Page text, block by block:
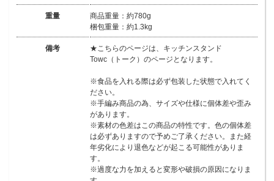
重量
商品重量：約780g
梱包重量：約1.3kg
備考
★こちらのページは、キッチンスタンド
Towc（トーク）のページとなります。
※食品を入れる際は必ず包装した状態で入れてく
ださい。
※手編み商品の為、サイズや仕様に個体差や歪み
があります。
※素材の色差はこの商品の特性です。色の個体差
は必ずありますので予めご了承ください。また経
年劣化により退色などが起こる可能性がありま
す。
※過度な力を加えると変形や破損の原因になりま